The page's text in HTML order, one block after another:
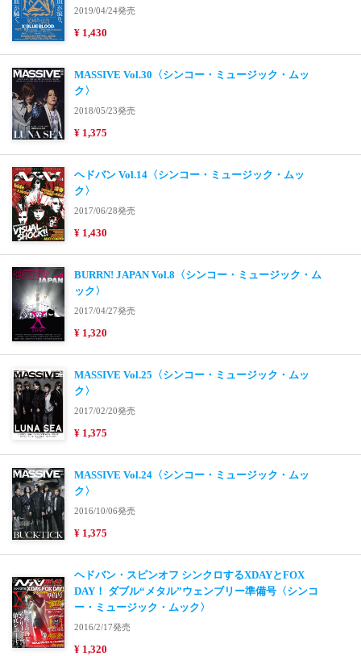
2019/04/24発売
¥ 1,430
MASSIVE Vol.30〈シンコー・ミュージック・ムッ
ク〉
2018/05/23発売
¥ 1,375
ヘドバン Vol.14〈シンコー・ミュージック・ムッ
ク〉
2017/06/28発売
¥ 1,430
BURRN! JAPAN Vol.8〈シンコー・ミュージック・ム
ック〉
2017/04/27発売
¥ 1,320
MASSIVE Vol.25〈シンコー・ミュージック・ムッ
ク〉
2017/02/20発売
¥ 1,375
MASSIVE Vol.24〈シンコー・ミュージック・ムッ
ク〉
2016/10/06発売
¥ 1,375
ヘドバン・スピンオフ シンクロするXDAYとFOX
DAY！ ダブル“メタル”ウェンブリー準備号〈シンコ
ー・ミュージック・ムック〉
2016/2/17発売
¥ 1,320